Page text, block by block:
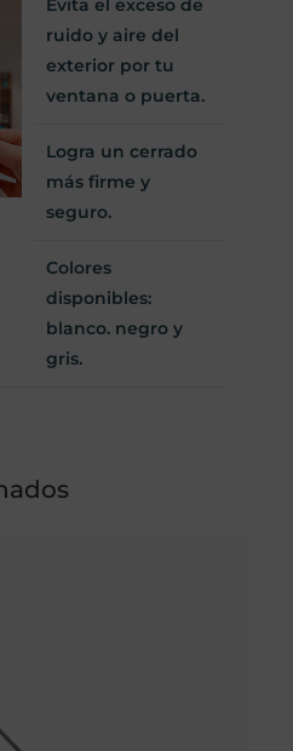
Evita el exceso de
ruido y aire del
exterior por tu
ventana o puerta.
Logra un cerrado
más firme y
seguro.
Colores
disponibles:
blanco. negro y
gris.